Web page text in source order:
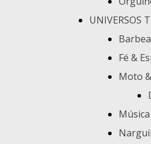
UNIVERSOS
Fé &
Moto